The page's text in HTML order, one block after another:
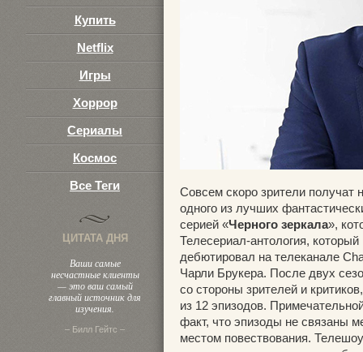
Купить
Netflix
Игры
Хоррор
Сериалы
Космос
Все Теги
ЦИТАТА ДНЯ
Ваши самые
несчастные клиенты
— это ваш самый
главный источник для
изучения.
– Билл Гейтс –
Совсем скоро зрители получат
одного из лучших
серией «Черного зеркала»,
Телесериал-антология,
дебютировал на телеканале
Чарли Брукера. После двух
со стороны зрителей и
из 12 эпизодов.
факт, что эпизоды не связаны
местом повествования.